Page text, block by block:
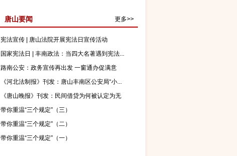
唐山要闻 更多>>
宪法宣传 | 唐山法院开展宪法日宣传活动
国家宪法日 | 丰南政法：当四大名著遇到宪法...
路南公安：政务宣传再出发 一窗通办促满意
《河北法制报》刊发：唐山丰南区公安局“小...
《唐山晚报》刊发：民间借贷为何被认定为无
效？
带你重温“三个规定”（三）
带你重温“三个规定”（二）
带你重温“三个规定”（一）